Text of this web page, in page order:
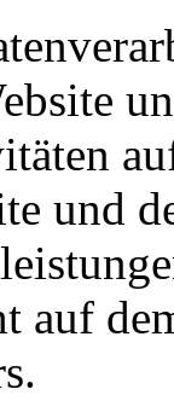
und
auf